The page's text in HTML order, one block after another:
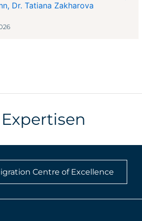
, Dr. Tatiana Zakharova
Centre of Excellence